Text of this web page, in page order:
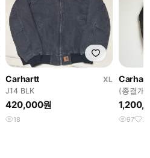
Carhartt
XL
J14 BLK
420,000원
18
(종결개
트 J97
97 2